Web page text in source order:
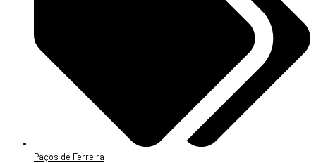
Paços de Ferreira